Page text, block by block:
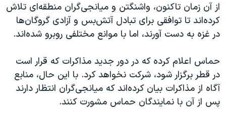
از آن زمان تاکنون، واشنگتن و میانجی‌گران منطقه‌ای تلاش
کرده‌اند تا توافقی برای تبادل آتش‌بس و آزادی گروگان‌ها
در غزه به دست آورند، اما با موانع مختلفی روبرو شده‌اند.
حماس اعلام کرده که در دور جدید مذاکرات که قرار است
در قطر برگزار شود، شرکت نخواهد کرد. با این حال، منابع
آگاه از مذاکرات بیان کرده‌اند که میانجی‌گران انتظار دارند
پس از آن با نمایندگان حماس مشورت کنند.